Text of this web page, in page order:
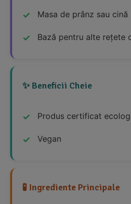
Masa de prânz sau cină
Bază pentru alte rețete
✨ Beneficii Cheie
Produs certificat
Vegan
🧪 Ingrediente Principale